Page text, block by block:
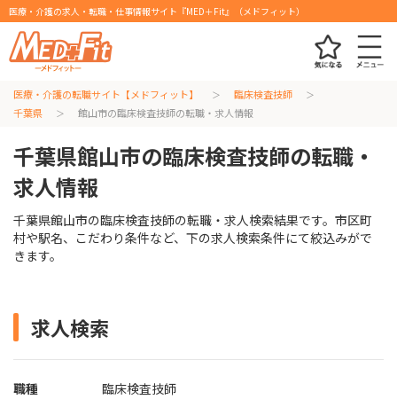
医療・介護の求人・転職・仕事情報サイト『MED＋Fit』（メドフィット）
医療・介護の転職サイト【メドフィット】
臨床検査技師
千葉県
館山市の臨床検査技師の転職・求人情報
千葉県館山市の臨床検査技師の転職・
求人情報
千葉県館山市の臨床検査技師の転職・求人検索結果です。市区町
村や駅名、こだわり条件など、下の求人検索条件にて絞込みがで
きます。
求人検索
職種 臨床検査技師